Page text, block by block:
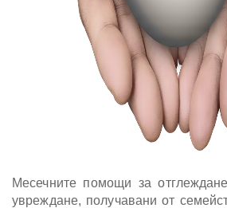
Месечните помощи за
увреждане, получавани от